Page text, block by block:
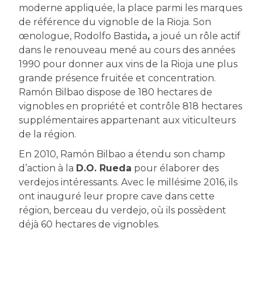
moderne appliquée, la place parmi les marques
de référence du vignoble de la Rioja. Son
œnologue, Rodolfo Bastida, a joué un rôle actif
dans le renouveau mené au cours des années
1990 pour donner aux vins de la Rioja une plus
grande présence fruitée et concentration.
Ramón Bilbao dispose de 180 hectares de
vignobles en propriété et contrôle 818 hectares
supplémentaires appartenant aux viticulteurs
de la région.
En 2010, Ramón Bilbao a étendu son champ
d’action à la D.O. Rueda pour élaborer des
verdejos intéressants. Avec le millésime 2016, ils
ont inauguré leur propre cave dans cette
région, berceau du verdejo, où ils possèdent
déjà 60 hectares de vignobles.